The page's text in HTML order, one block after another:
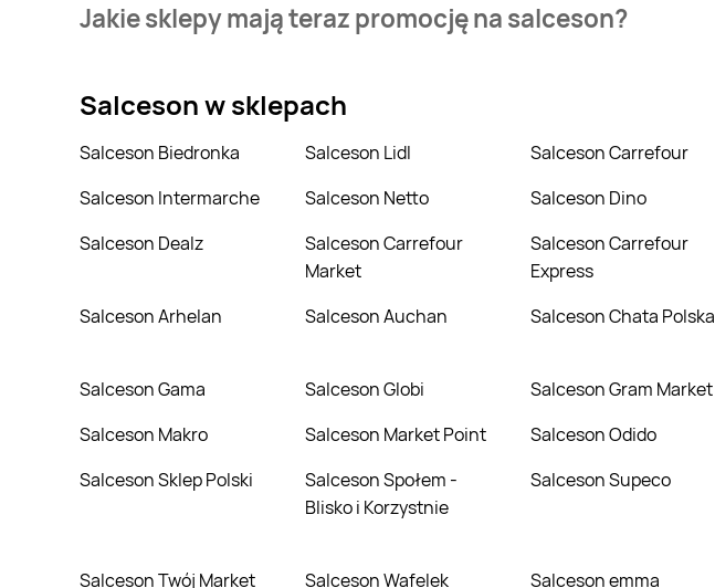
Carrefour Express.
Jakie sklepy mają teraz promocję na salceson?
Salcesonw sklepach
Salceson Biedronka Salceson Lidl Salceson Carrefour
Salceson Intermarche
Salceson Netto Salceson Dino
Salceson Dealz
Salceson Carrefour
Market
Salceson Carrefour
Express
Salceson Arhelan Salceson Auchan Salceson Chata Polska
Salceson Gama Salceson Globi Salceson Gram Market
Salceson Makro
Salceson Market Point Salceson Odido
Salceson Sklep Polski
Salceson Społem -
Blisko i Korzystnie
Salceson Supeco
Salceson Twój Market
Salceson Wafelek Salceson emma